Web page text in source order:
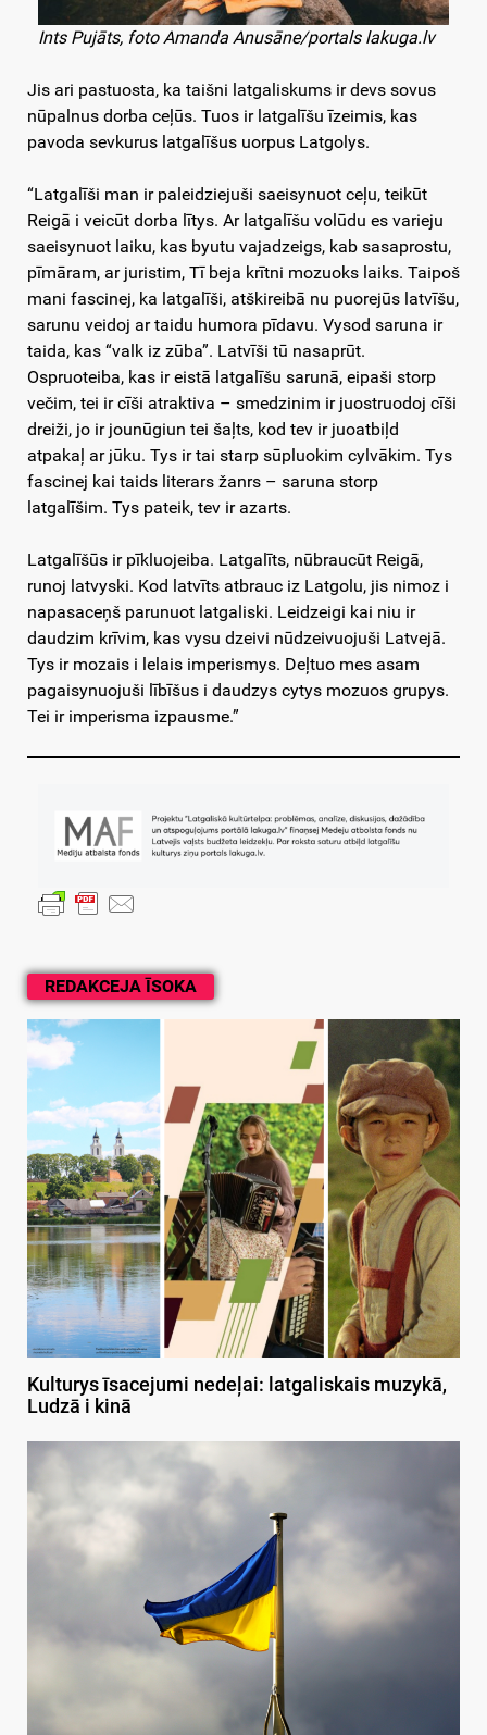
REDAKCEJA ĪSOKA
Kulturys īsacejumi nedeļai: latgaliskais muzykā,
Ludzā i kinā
Ints Pujāts, foto Amanda Anusāne/portals lakuga.lv
Jis ari pastuosta, ka taišni latgaliskums ir devs sovus
nūpalnus dorba ceļūs. Tuos ir latgalīšu īzeimis, kas
pavoda sevkurus latgalīšus uorpus Latgolys.
“Latgalīši man ir paleidziejuši saeisynuot ceļu, teikūt
Reigā i veicūt dorba lītys. Ar latgalīšu volūdu es varieju
saeisynuot laiku, kas byutu vajadzeigs, kab sasaprostu,
pīmāram, ar juristim, Tī beja krītni mozuoks laiks. Taipoš
mani fascinej, ka latgalīši, atškireibā nu puorejūs latvīšu,
sarunu veidoj ar taidu humora pīdavu. Vysod saruna ir
taida, kas “valk iz zūba”. Latvīši tū nasaprūt.
Ospruoteiba, kas ir eistā latgalīšu sarunā, eipaši storp
večim, tei ir cīši atraktiva – smedzinim ir juostruodoj cīši
dreiži, jo ir jounūgiun tei šaļts, kod tev ir juoatbiļd
atpakaļ ar jūku. Tys ir tai starp sūpluokim cylvākim. Tys
fascinej kai taids literars žanrs – saruna storp
latgalīšim. Tys pateik, tev ir azarts.
Latgalīšūs ir pīkluojeiba. Latgalīts, nūbraucūt Reigā,
runoj latvyski. Kod latvīts atbrauc iz Latgolu, jis nimoz i
napasaceņš parunuot latgaliski. Leidzeigi kai niu ir
daudzim krīvim, kas vysu dzeivi nūdzeivuojuši Latvejā.
Tys ir mozais i lelais imperismys. Deļtuo mes asam
pagaisynuojuši lībīšus i daudzys cytys mozuos grupys.
Tei ir imperisma izpausme.”